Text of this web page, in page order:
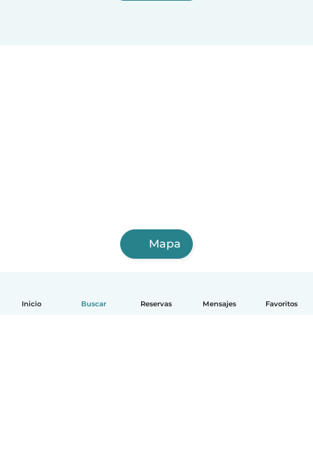
Inicio Buscar Reservas Mensajes Favoritos
Mapa